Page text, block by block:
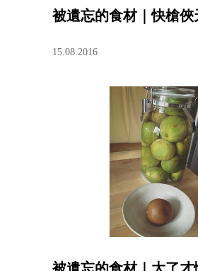
被遺忘的食材｜快槍俠
15.08.2016